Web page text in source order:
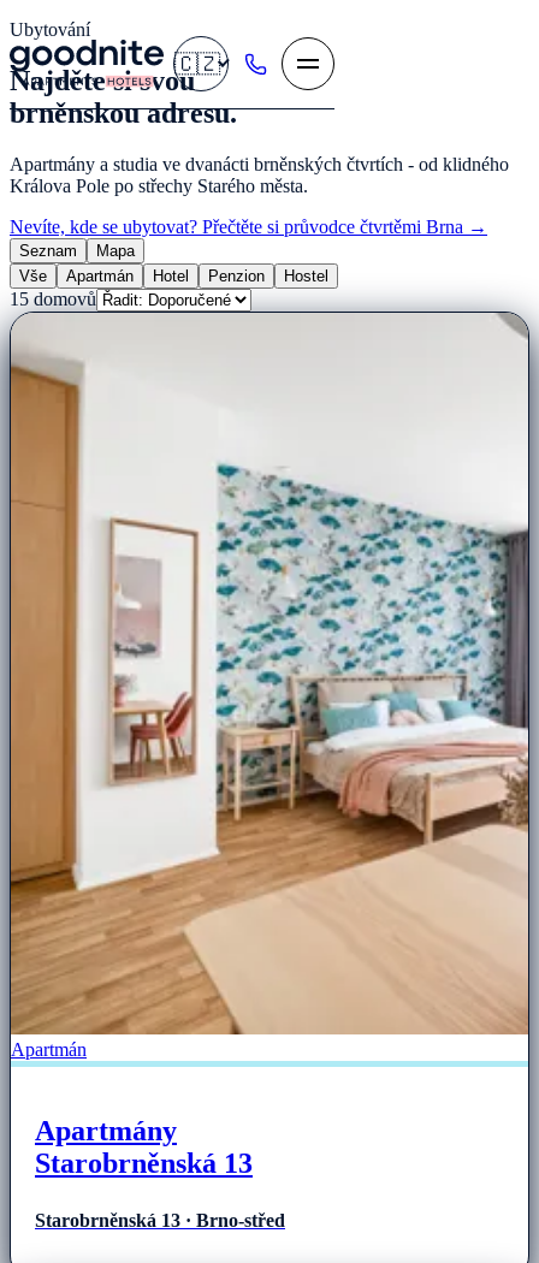
🇨🇿
Ubytování
Najděte si svou
brněnskou adresu.
Apartmány a studia ve dvanácti brněnských čtvrtích - od klidného
Králova Pole po střechy Starého města.
Nevíte, kde se ubytovat? Přečtěte si průvodce čtvrtěmi Brna →
Seznam
Mapa
Vše
Apartmán Hotel Penzion Hostel
15 domovů
Apartmán
Apartmány
Starobrněnská 13
Starobrněnská 13 · Brno-střed